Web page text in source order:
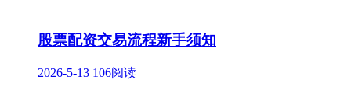
股票配资交易流程新手须知
2026-5-13 106阅读